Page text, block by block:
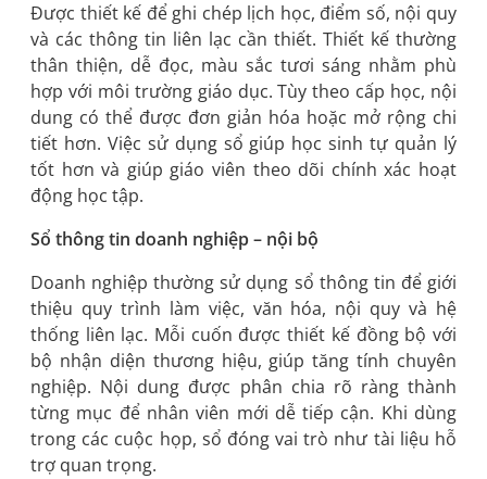
Được thiết kế để ghi chép lịch học, điểm số, nội quy
và các thông tin liên lạc cần thiết. Thiết kế thường
thân thiện, dễ đọc, màu sắc tươi sáng nhằm phù
hợp với môi trường giáo dục. Tùy theo cấp học, nội
dung có thể được đơn giản hóa hoặc mở rộng chi
tiết hơn. Việc sử dụng sổ giúp học sinh tự quản lý
tốt hơn và giúp giáo viên theo dõi chính xác hoạt
động học tập.
Sổ thông tin doanh nghiệp – nội bộ
Doanh nghiệp thường sử dụng sổ thông tin để giới
thiệu quy trình làm việc, văn hóa, nội quy và hệ
thống liên lạc. Mỗi cuốn được thiết kế đồng bộ với
bộ nhận diện thương hiệu, giúp tăng tính chuyên
nghiệp. Nội dung được phân chia rõ ràng thành
từng mục để nhân viên mới dễ tiếp cận. Khi dùng
trong các cuộc họp, sổ đóng vai trò như tài liệu hỗ
trợ quan trọng.